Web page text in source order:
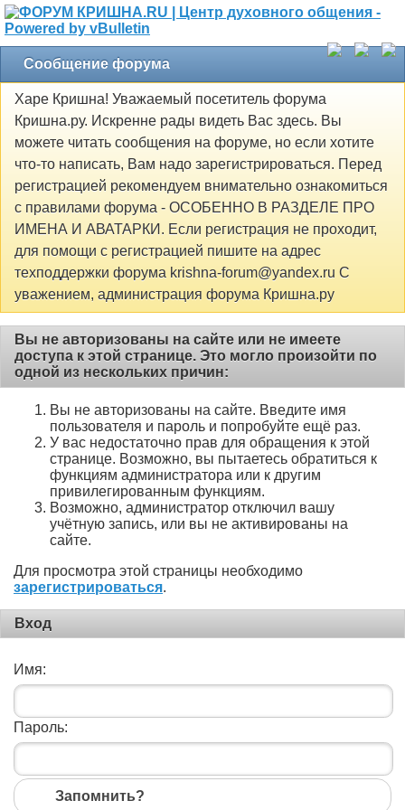
Сообщение форума
Харе Кришна! Уважаемый посетитель форума
Кришна.ру. Искренне рады видеть Вас здесь. Вы
можете читать сообщения на форуме, но если хотите
что-то написать, Вам надо зарегистрироваться. Перед
регистрацией рекомендуем внимательно ознакомиться
с правилами форума - ОСОБЕННО В РАЗДЕЛЕ ПРО
ИМЕНА И АВАТАРКИ. Если регистрация не проходит,
для помощи с регистрацией пишите на адрес
техподдержки форума krishna-forum@yandex.ru С
уважением, администрация форума Кришна.ру
Вы не авторизованы на сайте или не имеете
доступа к этой странице. Это могло произойти по
одной из нескольких причин:
Вы не авторизованы на сайте. Введите имя
пользователя и пароль и попробуйте ещё раз.
У вас недостаточно прав для обращения к этой
странице. Возможно, вы пытаетесь обратиться к
функциям администратора или к другим
привилегированным функциям.
Возможно, администратор отключил вашу
учётную запись, или вы не активированы на
сайте.
Для просмотра этой страницы необходимо
зарегистрироваться.
Вход
Имя:
Пароль:
Запомнить?